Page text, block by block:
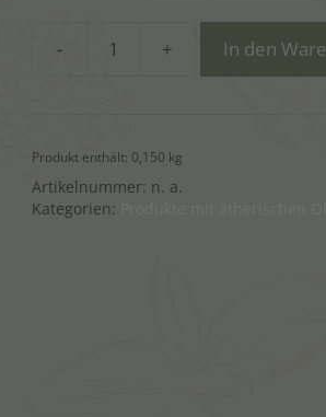
-
Badesalz/Fußbad
Menge
+ In den
i
v
e
Produkt enthält: 0,150 kg
Artikelnummer: n. a.
Kategorien: